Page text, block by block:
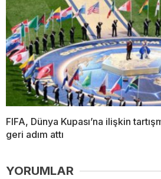
FIFA, Dünya Kupası’na ilişkin
geri adım attı
YORUMLAR